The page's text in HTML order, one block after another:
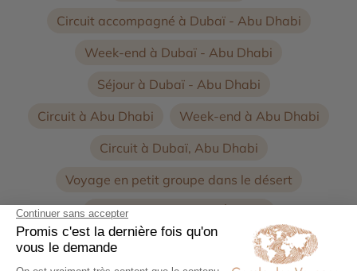
Circuit accompagné à Dubaï - Abu Dhabi
Week-end à Dubaï - Abu Dhabi
Séjour à Dubaï - Abu Dhabi
Circuit à Abu Dhabi
Week-end à Abu Dhabi
Circuit à Dubaï, Abu Dhabi
Voyage en petit groupe dans le désert
Circuit privé dans les Émirats
Croisière au Moyen-Orient